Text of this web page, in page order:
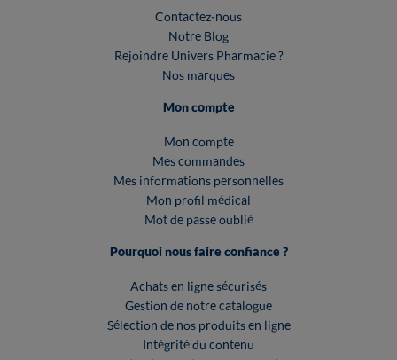
Contactez-nous
Notre Blog
Rejoindre Univers Pharmacie ?
Nos marques
Mon compte
Mon compte
Mes commandes
Mes informations personnelles
Mon profil médical
Mot de passe oublié
Pourquoi nous faire confiance ?
Achats en ligne sécurisés
Gestion de notre catalogue
Sélection de nos produits en ligne
Intégrité du contenu